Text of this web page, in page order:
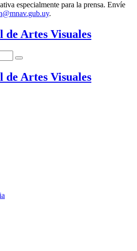
especialmente para la prensa. Envíe
.
de Artes Visuales
Buscar
de Artes Visuales